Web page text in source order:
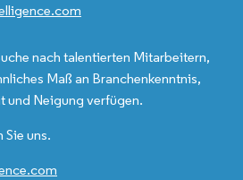
nach talentierten Mitarbeitern,
Maß an Branchenkenntnis,
und Neigung verfügen.
uns.